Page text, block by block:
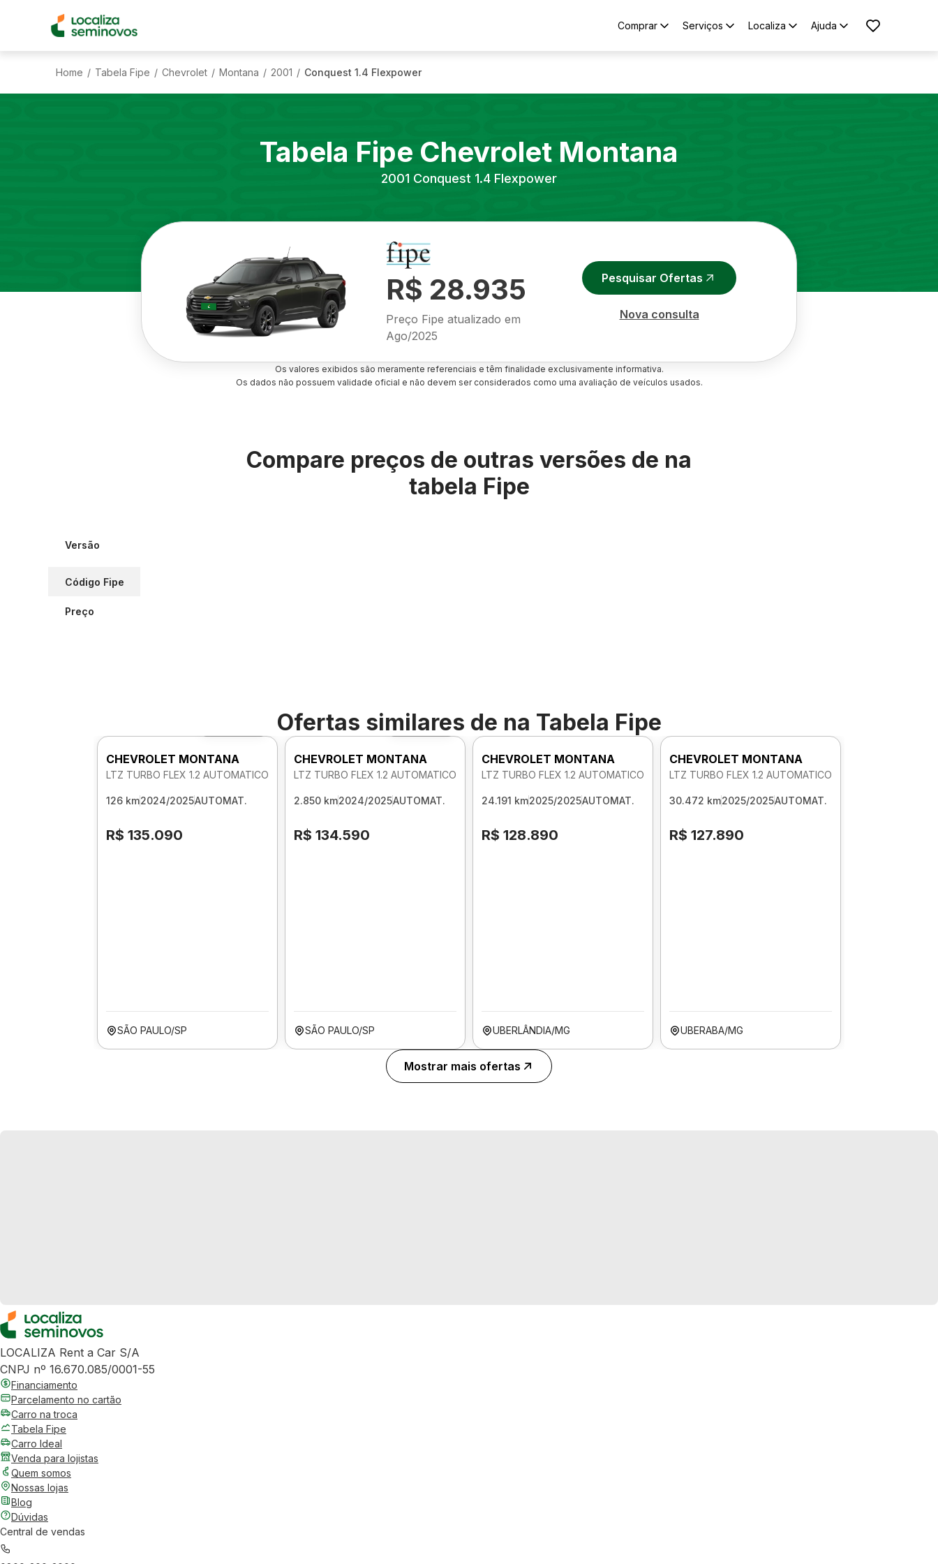
Comprar Serviços Localiza Ajuda
Home / Tabela Fipe / Chevrolet / Montana / 2001 / Conquest 1.4 Flexpower
Tabela Fipe Chevrolet Montana
2001 Conquest 1.4 Flexpower
R$ 28.935
Preço Fipe atualizado em
Ago/2025
Pesquisar Ofertas
Nova consulta
Os valores exibidos são meramente referenciais e têm finalidade exclusivamente informativa.
Os dados não possuem validade oficial e não devem ser considerados como uma avaliação de veículos usados.
Compare preços de outras versões de na
tabela Fipe
Versão
Código Fipe
Preço
Ofertas similares de na Tabela Fipe
CHEVROLET MONTANA
LTZ TURBO FLEX 1.2 AUTOMATICO
126 km2024/2025AUTOMAT.
R$ 135.090
SÃO PAULO/SP
Foto 360º
CHEVROLET MONTANA
LTZ TURBO FLEX 1.2 AUTOMATICO
2.850 km2024/2025AUTOMAT.
R$ 134.590
SÃO PAULO/SP
CHEVROLET MONTANA
LTZ TURBO FLEX 1.2 AUTOMATICO
24.191 km2025/2025AUTOMAT.
R$ 128.890
UBERLÂNDIA/MG
CHEVROLET MONTANA
LTZ TURBO FLEX 1.2 AUTOMATICO
30.472 km2025/2025AUTOMAT.
R$ 127.890
UBERABA/MG
Mostrar mais ofertas
LOCALIZA Rent a Car S/A
CNPJ nº 16.670.085/0001-55
Financiamento
Parcelamento no cartão
Carro na troca
Tabela Fipe
Carro Ideal
Venda para lojistas
Quem somos
Nossas lojas
Blog
Dúvidas
Central de vendas